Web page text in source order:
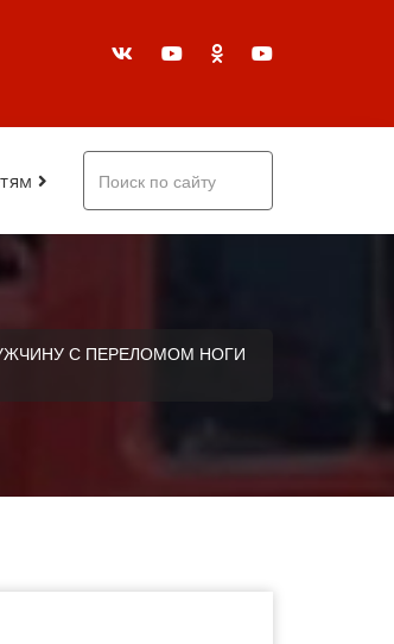
С ПЕРЕЛОМОМ НОГИ